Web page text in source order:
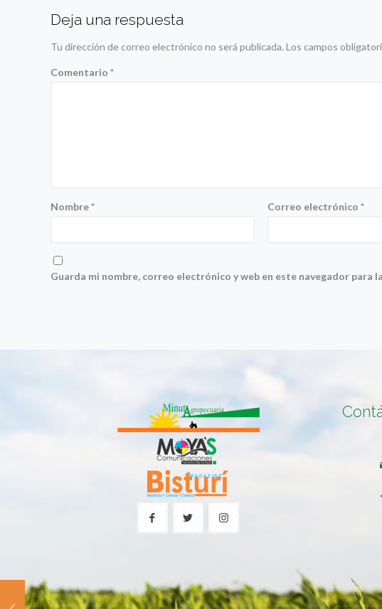
Deja una respuesta
Tu dirección de correo electrónico no será publicada. Los campos
Comentario*
Nombre* Correo electrónico*
Guarda mi nombre, correo electrónico y web en este navegador para